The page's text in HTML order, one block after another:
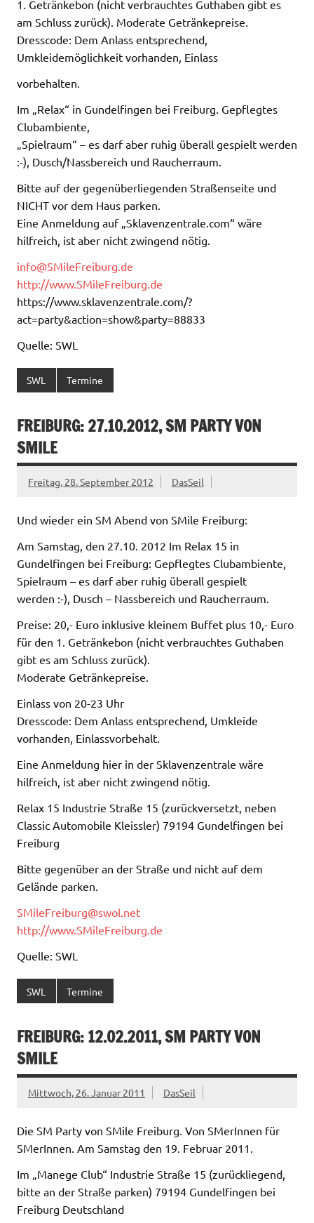
1. Getränkebon (nicht verbrauchtes Guthaben gibt es
am Schluss zurück). Moderate Getränkepreise.
Dresscode: Dem Anlass entsprechend,
Umkleidemöglichkeit vorhanden, Einlass
vorbehalten.
Im „Relax“ in Gundelfingen bei Freiburg. Gepflegtes
Clubambiente,
„Spielraum“ – es darf aber ruhig überall gespielt werden
:-), Dusch/Nassbereich und Raucherraum.
Bitte auf der gegenüberliegenden Straßenseite und
NICHT vor dem Haus parken.
Eine Anmeldung auf „Sklavenzentrale.com“ wäre
hilfreich, ist aber nicht zwingend nötig.
info@SMileFreiburg.de
http://www.SMileFreiburg.de
https://www.sklavenzentrale.com/?
act=party&action=show&party=88833
Quelle: SWL
SWL Termine
FREIBURG: 27.10.2012, SM PARTY VON
SMILE
Freitag, 28. September 2012 DasSeil
Und wieder ein SM Abend von SMile Freiburg:
Am Samstag, den 27.10. 2012 Im Relax 15 in
Gundelfingen bei Freiburg: Gepflegtes Clubambiente,
Spielraum – es darf aber ruhig überall gespielt
werden :-), Dusch – Nassbereich und Raucherraum.
Preise: 20,- Euro inklusive kleinem Buffet plus 10,- Euro
für den 1. Getränkebon (nicht verbrauchtes Guthaben
gibt es am Schluss zurück).
Moderate Getränkepreise.
Einlass von 20-23 Uhr
Dresscode: Dem Anlass entsprechend, Umkleide
vorhanden, Einlassvorbehalt.
Eine Anmeldung hier in der Sklavenzentrale wäre
hilfreich, ist aber nicht zwingend nötig.
Relax 15 Industrie Straße 15 (zurückversetzt, neben
Classic Automobile Kleissler) 79194 Gundelfingen bei
Freiburg
Bitte gegenüber an der Straße und nicht auf dem
Gelände parken.
SMileFreiburg@swol.net
http://www.SMileFreiburg.de
Quelle: SWL
SWL Termine
FREIBURG: 12.02.2011, SM PARTY VON
SMILE
Mittwoch, 26. Januar 2011 DasSeil
Die SM Party von SMile Freiburg. Von SMerInnen für
SMerInnen. Am Samstag den 19. Februar 2011.
Im „Manege Club“ Industrie Straße 15 (zurückliegend,
bitte an der Straße parken) 79194 Gundelfingen bei
Freiburg Deutschland